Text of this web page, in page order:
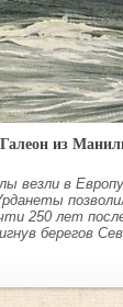
Галеон из
везли в
250 лет
берегов